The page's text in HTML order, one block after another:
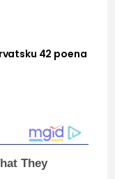
42 poena
They